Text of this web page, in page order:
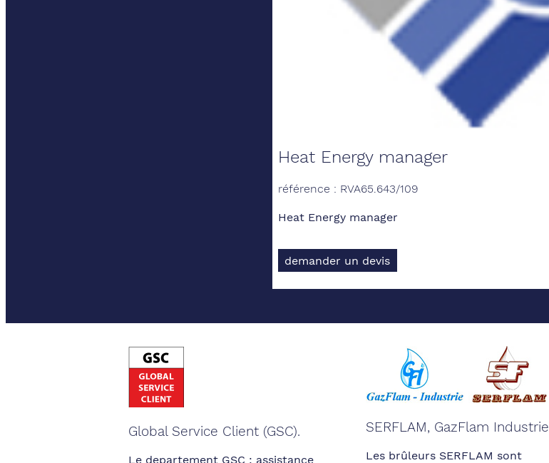
Heat Energy manager
référence : RVA65.643/109
Heat Energy manager
demander un devis
Global Service Client (GSC).
Le departement GSC : assistance
SERFLAM, GazFlam Industrie
Les brûleurs SERFLAM sont